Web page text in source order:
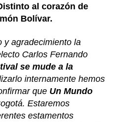
al corazón de
Bolívar.
y agradecimiento la
Carlos Fernando
se mude a la
internamente hemos
que Un Mundo
Estaremos
estamentos